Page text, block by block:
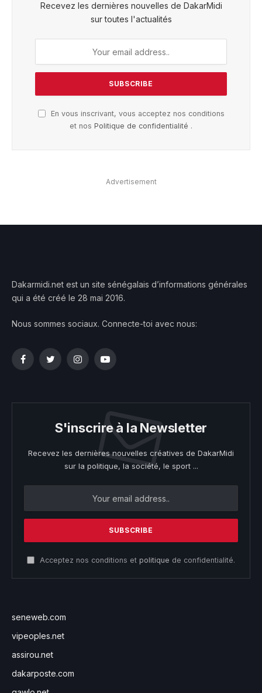
Recevez les dernières nouvelles de DakarMidi
sur toutes l'actualités
En vous inscrivant, vous acceptez nos conditions
et nos Politique de confidentialité .
Advertisement
Dakarmidi.net est un site sénégalais d’informations générales
qui a été créé le 28 mai 2016.
Nous sommes sociaux. Connecte-toi avec nous:
FacebookTwitterInstagramYouTube
S'inscrire à la Newsletter
Recevez les dernières nouvelles créatives de DakarMidi
sur la politique, la société, le sport ...
Acceptez nos conditions et politique de confidentialité.
seneweb.com
vipeoples.net
assirou.net
dakarposte.com